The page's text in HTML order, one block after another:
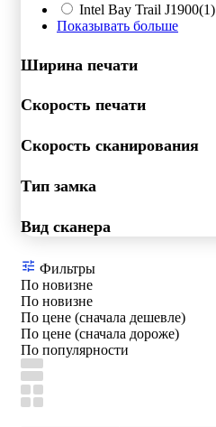
Intel Bay Trail J1900(1)
Показывать больше
Ширина печати
Скорость печати
Скорость сканирования
Тип замка
Вид сканера
Фильтры
По новизне
По новизне
По цене (сначала дешевле)
По цене (сначала дороже)
По популярности